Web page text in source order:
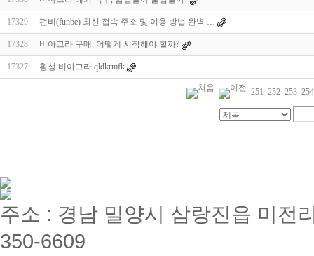
17329 펀비(funbe) 최신 접속 주소 및 이용 방법 완벽 …
17328 비아그라 구매, 어떻게 시작해야 할까?
17327 횡성 비아그라 qldkrmfk
251 252 253 254
주소 : 경남 밀양시 삼랑진읍 미전
350-6609